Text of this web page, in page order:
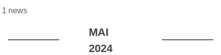
1 news
MAI
2024